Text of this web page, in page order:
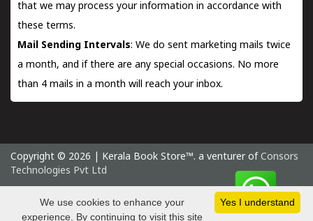
that we may process your information in accordance with
these terms.
Mail Sending Intervals: We do sent marketing mails twice
a month, and if there are any special occasions. No more
than 4 mails in a month will reach your inbox.
Copyright © 2026 | Kerala Book Store™. a venturer of Consors
Technologies Pvt Ltd
Sunday 9 August, 2026 IST
Yes I understand
We use cookies to enhance your
experience. By continuing to visit this site